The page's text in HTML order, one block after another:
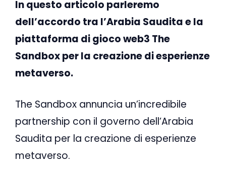
In questo articolo parleremo
dell’accordo tra l’Arabia Saudita e la
piattaforma di gioco web3 The
Sandbox per la creazione di esperienze
metaverso.
The Sandbox annuncia un’incredibile
partnership con il governo dell’Arabia
Saudita per la creazione di esperienze
metaverso.